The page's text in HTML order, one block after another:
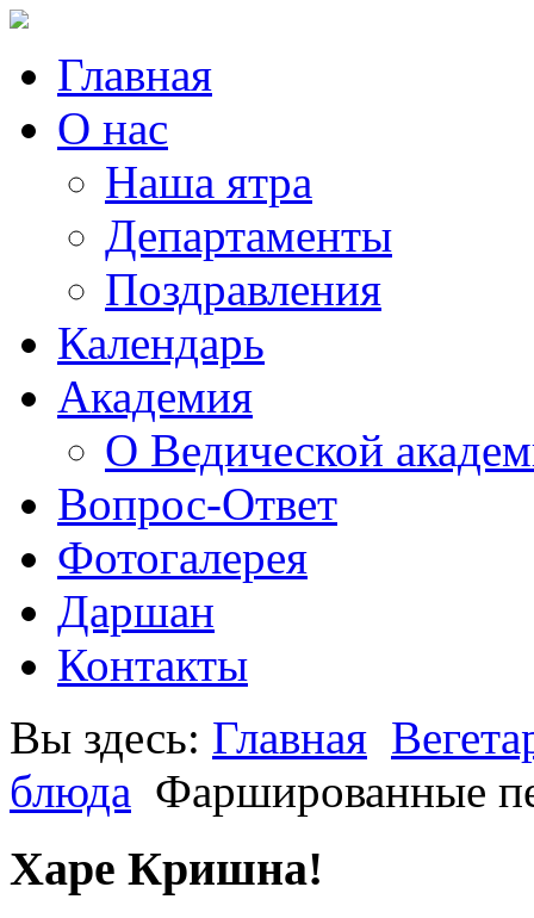
Главная
О нас
Наша ятра
Департаменты
Поздравления
Календарь
Академия
О Ведической
Вопрос-Ответ
Фотогалерея
Даршан
Контакты
Вы здесь: Главная
блюда Фаршированные
Харе Кришна!